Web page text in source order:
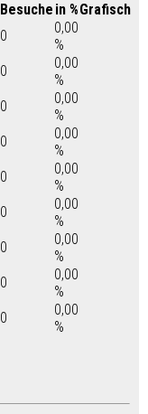
Besuche in %Grafisch
0
0,00
%
0
0,00
%
0
0,00
%
0
0,00
%
0
0,00
%
0
0,00
%
0
0,00
%
0
0,00
%
0
0,00
%